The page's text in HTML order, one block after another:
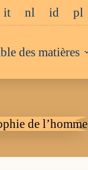
it nl id pl
des matières
de l’homme